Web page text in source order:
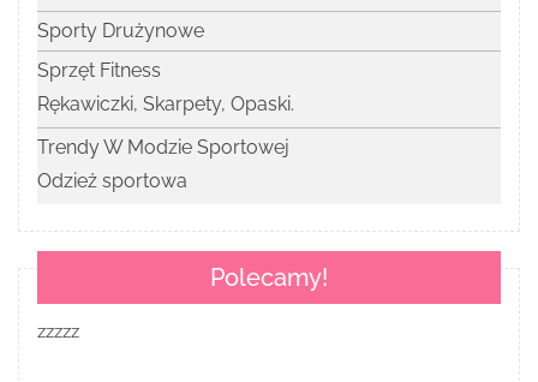
Sporty Drużynowe
Sprzęt Fitness
Rękawiczki, Skarpety, Opaski.
Trendy W Modzie Sportowej
Odzież sportowa
Polecamy!
zzzzz